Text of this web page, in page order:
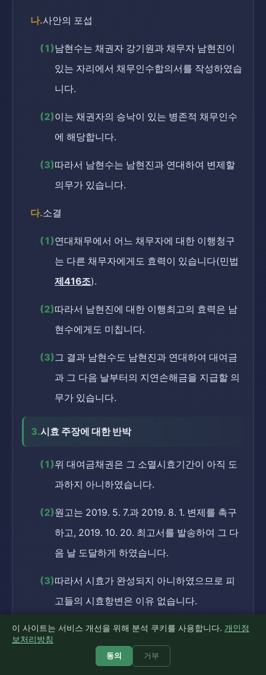
나.사안의 포섭
(1)남현수는 채권자 강기원과 채무자 남현진이
있는 자리에서 채무인수합의서를 작성하였습
니다.
(2)이는 채권자의 승낙이 있는 병존적 채무인수
에 해당합니다.
(3)따라서 남현수는 남현진과 연대하여 변제할
의무가 있습니다.
다.소결
(1)연대채무에서 어느 채무자에 대한 이행청구
는 다른 채무자에게도 효력이 있습니다(민법
제416조).
(2)따라서 남현진에 대한 이행최고의 효력은 남
현수에게도 미칩니다.
(3)그 결과 남현수도 남현진과 연대하여 대여금
과 그 다음 날부터의 지연손해금을 지급할 의
무가 있습니다.
3.시효 주장에 대한 반박
(1)위 대여금채권은 그 소멸시효기간이 아직 도
과하지 아니하였습니다.
(2)원고는 2019. 5. 7.과 2019. 8. 1. 변제를 촉구
하고, 2019. 10. 20. 최고서를 발송하여 그 다
음 날 도달하게 하였습니다.
(3)따라서 시효가 완성되지 아니하였으므로 피
고들의 시효항변은 이유 없습니다.
제6. 피고 김상훈에 대한 추심금 청구(추심명령)
이 사이트는 서비스 개선을 위해 분석 쿠키를 사용합니다. 개인정
보처리방침
동의 거부